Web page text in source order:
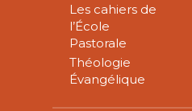
Les cahiers de
l’École
Pastorale
Théologie
Évangélique